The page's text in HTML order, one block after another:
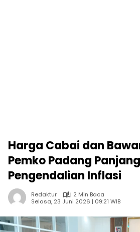
Harga Cabai dan
Pemko Padang
Pengendalian Inflasi
Redaktur
2 Min Baca
Selasa, 23 Juni 2026 | 09:21 WIB